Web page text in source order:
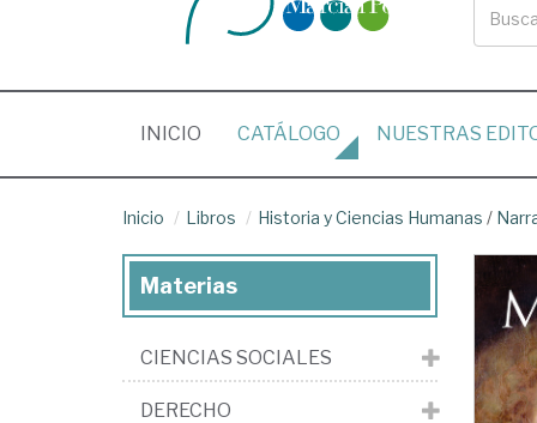
INICIO (CURRENT)
CATÁLOGO NUESTRAS
Inicio Libros Historia y Ciencias Humanas /
Materias
CIENCIAS SOCIALES
DERECHO